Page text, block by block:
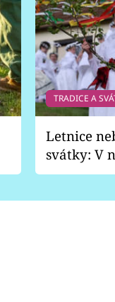
TRADICE A
Letnice
svátky: V
pondělí